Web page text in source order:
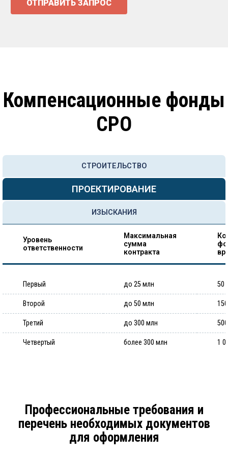
ОТПРАВИТЬ ЗАПРОС
Компенсационные фонды
СРО
СТРОИТЕЛЬСТВО
ПРОЕКТИРОВАНИЕ
ИЗЫСКАНИЯ
Уровень
ответственности
Максимальная
сумма
контракта
Первый до 25 млн 50
Второй до 50 млн
Третий до 300 млн
Четвертый более 300 млн 1
Профессиональные требования и
перечень необходимых документов
для оформления